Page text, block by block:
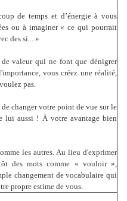
de temps et d’énergie à vous
ou à imaginer « ce qui pourrait
des si... »
de valeur qui ne font que dénigrer
vous créez une réalité,
pas.
changer votre point de vue sur le
lui aussi ! À votre avantage bien
les autres. Au lieu d'exprimer
des mots comme « vouloir »,
changement de vocabulaire qui
propre estime de vous.